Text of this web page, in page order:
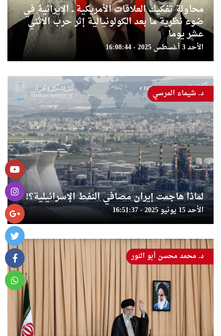
محاولة تفكيك العلاقات الأمريكية ــ الإيرانية في
ضوء نظرية ما بعد الكولونيالية إثر حرب الاثني
عشر يوما
الأحد 3 أغسطس 2025 - 16:08:44
لماذا هاجمت إيران مصافي النفط الإسرائيلية؟!
الأحد 15 يونيو 2025 - 16:51:37
د. شيماء المرسي
د. محمد محسن أبو النور